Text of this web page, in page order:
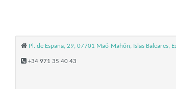
Pl. de España, 29, 07701 Maó-Mahón, Islas Baleares,
+34 971 35 40 43